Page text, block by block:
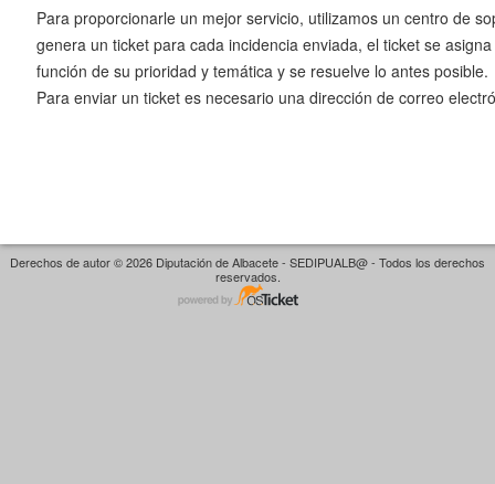
Para proporcionarle un mejor servicio, utilizamos un centro de
genera un ticket para cada incidencia enviada, el ticket se
función de su prioridad y temática y se resuelve lo antes posible.
Para enviar un ticket es necesario una dirección de correo
Derechos de autor © 2026 Diputación de Albacete - SEDIPUALB@ - Todos los derechos
reservados.